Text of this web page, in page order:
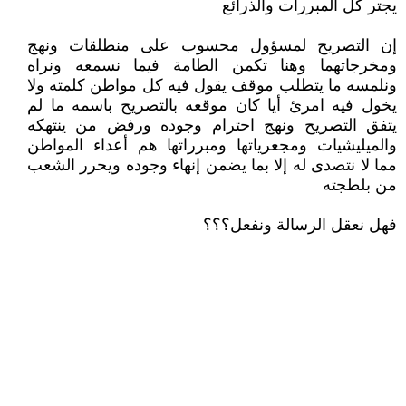
يجتر كل المبررات والذرائع
إن التصريح لمسؤول محسوب على منطلقات ونهج
ومخرجاتهما وهنا تكمن الطامة فيما نسمعه ونراه
ونلمسه ما يتطلب موقف يقول فيه كل مواطن كلمته ولا
يخول فيه امرئ أيا كان موقعه بالتصريح باسمه ما لم
يتفق التصريح ونهج احترام وجوده ورفض من ينتهكه
والميليشيات ومجعرياتها ومبرراتها هم أعداء المواطن
مما لا نتصدى له إلا بما يضمن إنهاء وجوده ويحرر الشعب
من بلطجته
فهل نعقل الرسالة ونفعل؟؟؟